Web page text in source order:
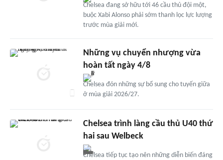
Chelsea đang sở hữu tới 46 cầu thủ đội một,
buộc Xabi Alonso phải sớm thanh lọc lực lượng
trước mùa giải mới.
Những vụ chuyển nhượng vừa
hoàn tất ngày 4/8
Chelsea đón những sự bổ sung cho tuyến giữa
ở mùa giải 2026/27.
Chelsea trình làng cầu thủ U40 thứ
hai sau Welbeck
Chelsea tiếp tục tạo nên những diễn biến đáng